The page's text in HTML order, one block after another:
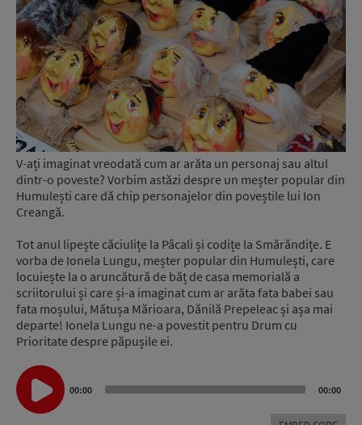
V-ați imaginat vreodată cum ar arăta un personaj sau altul
dintr-o poveste? Vorbim astăzi despre un meșter popular din
Humulești care dă chip personajelor din poveștile lui Ion
Creangă.
Tot anul lipește căciulițe la Pâcali și codițe la Smărăndițe. E
vorba de Ionela Lungu, meșter popular din Humulești, care
locuiește la o aruncătură de băț de casa memorială a
scriitorului și care și-a imaginat cum ar arăta fata babei sau
fata moșului, Mătușa Mărioara, Dănilă Prepeleac și așa mai
departe! Ionela Lungu ne-a povestit pentru Drum cu
Prioritate despre păpușile ei.
Audio
Player
00:00 00:00